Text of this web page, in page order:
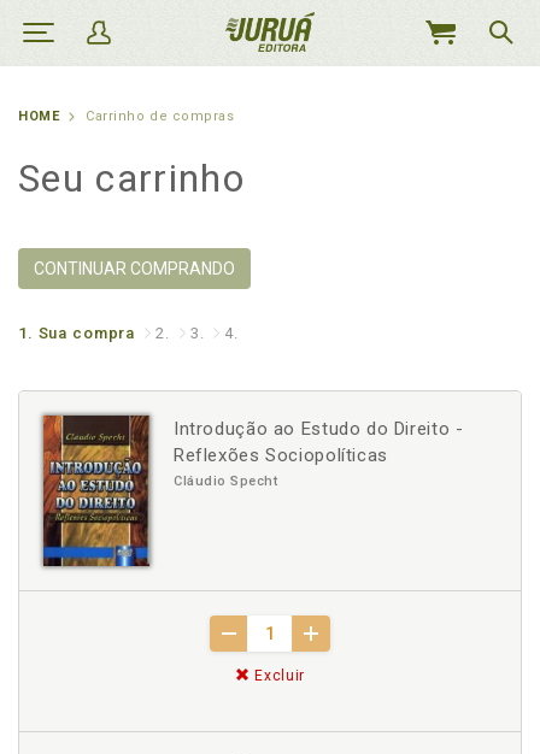
MEU
HOME Carrinho de compras
Seu carrinho
CONTINUAR COMPRANDO
1. Sua compra 2. 3. 4.
Introdução ao Estudo do Direito -
Reflexões Sociopolíticas
Cláudio Specht
Excluir